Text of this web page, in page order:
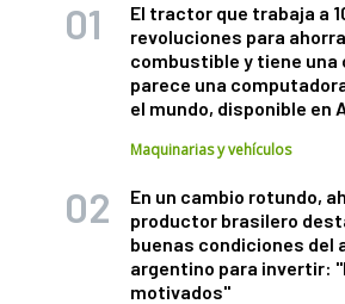
El tractor que trabaja a
revoluciones para
combustible y tiene una
parece una
el mundo, disponible en
Maquinarias y vehículos
En un cambio rotundo,
productor brasilero
buenas condiciones del
argentino para invertir:
motivados"